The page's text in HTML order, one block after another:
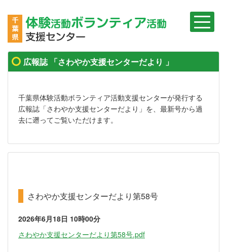
広報誌 「さわやか支援センターだより 」
千葉県体験活動ボランティア活動支援センターが発行する
広報誌「さわやか支援センターだより」を、最新号から過
去に遡ってご覧いただけます。
さわやか支援センターだより第58号
2026年6月18日 10時00分
さわやか支援センターだより第58号.pdf